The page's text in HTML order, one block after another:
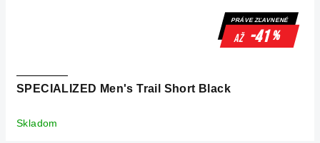
PRÁVE ZĽAVNENÉ
až -41%
SPECIALIZED Men's Trail Short Black
Skladom